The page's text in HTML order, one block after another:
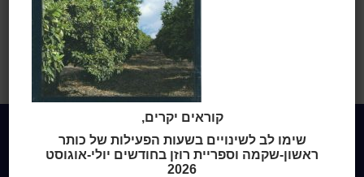
משק ההדרים היהודי בארץ
משק ההדרים היהודי
Home
קוראים יקרים,
שימו לב לשינויים בשעות הפעילות של כותר
ראשון-שקמה וספריית רוזן בחודשים יולי-אוגוסט
2026